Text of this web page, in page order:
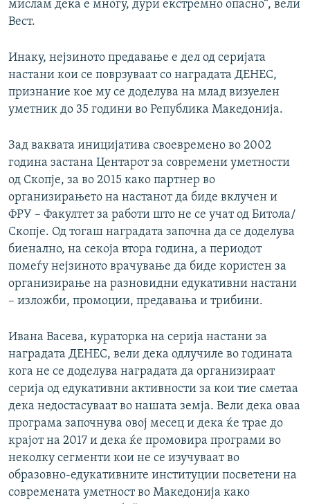
мислам дека е многу, дури екстремно опасно“, вели
Вест.
Инаку, нејзиното предавање е дел од серијата
настани кои се поврзуваат со наградата ДЕНЕС,
признание кое му се доделува на млад визуелен
уметник до 35 години во Република Македонија.
Зад ваквата иницијатива своевремено во 2002
година застана Центарот за современи уметности
од Скопје, за во 2015 како партнер во
организирањето на настанот да биде вклучен и
ФРУ – Факултет за работи што не се учат од Битола/
Скопје. Од тогаш наградата започна да се доделува
биенално, на секоја втора година, а периодот
помеѓу нејзиното врачување да биде користен за
организирање на разновидни едукативни настани
– изложби, промоции, предавања и трибини.
Ивана Васева, кураторка на серија настани за
наградата ДЕНЕС, вели дека одлучиле во годината
кога не се доделува наградата да организираат
серија од едукативни активности за кои тие сметаа
дека недостасуваат во нашата земја. Вели дека оваа
програма започнува овој месец и дека ќе трае до
крајот на 2017 и дека ќе промовира програми во
неколку сегменти кои не се изучуваат во
образовно-едукативните институции посветени на
современата уметност во Македонија како